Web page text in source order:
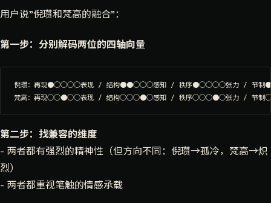
用户说"倪瓒和梵高的融合"：
第一步：分别解码两位的四轴向量
倪瓒：再现●○○○○表现 / 结构●●○○○感知 / 秩序●○○○○张力 / 节制
第二步：找兼容的维度
- 两者都有强烈的精神性（但方向不同：倪瓒→孤冷，梵高→炽
烈）
- 两者都重视笔触的情感承载